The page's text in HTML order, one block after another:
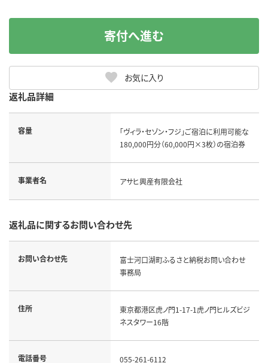
お気に入り
寄付へ進む
返礼品詳細
容量
「ヴィラ・セゾン・フジ」ご宿泊に利用可能な
180,000円分（60,000円×3枚）の宿泊券
事業者名 アサヒ興産有限会社
返礼品に関するお問い合わせ先
お問い合わせ先
富士河口湖町ふるさと納税お問い合わせ
事務局
住所
東京都港区虎ノ門1-17-1虎ノ門ヒルズビジ
ネスタワー16階
電話番号 055-261-6112